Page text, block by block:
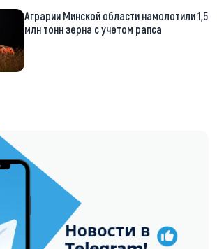
Аграрии Минской области намолотили 1,5
млн тонн зерна с учетом рапса